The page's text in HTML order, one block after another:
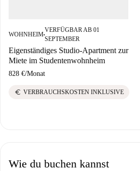
WOHNHEIM■
VERFÜGBAR AB 01
SEPTEMBER
Eigenständiges Studio-Apartment zur
Miete im Studentenwohnheim
828 €/Monat
euro VERBRAUCHSKOSTEN INKLUSIVE
Wie du buchen kannst